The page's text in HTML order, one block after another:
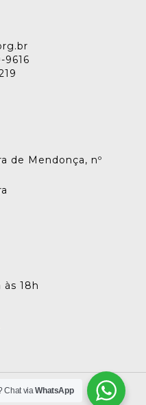
9616
de Mendonça, nº
18h
Chat viaWhatsApp